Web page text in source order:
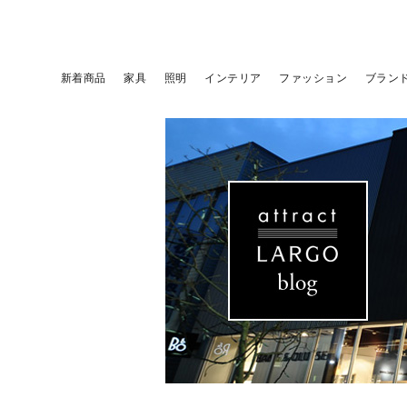
新着商品 家具 照明 インテリア ファッション ブラン